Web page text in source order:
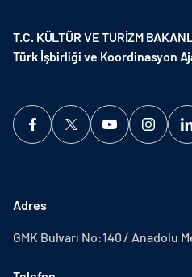
T.C. KÜLTÜR VE TURİZM
Türk İşbirliği ve Koordinasyon
Adres
GMK Bulvarı No:140 / Anadolu